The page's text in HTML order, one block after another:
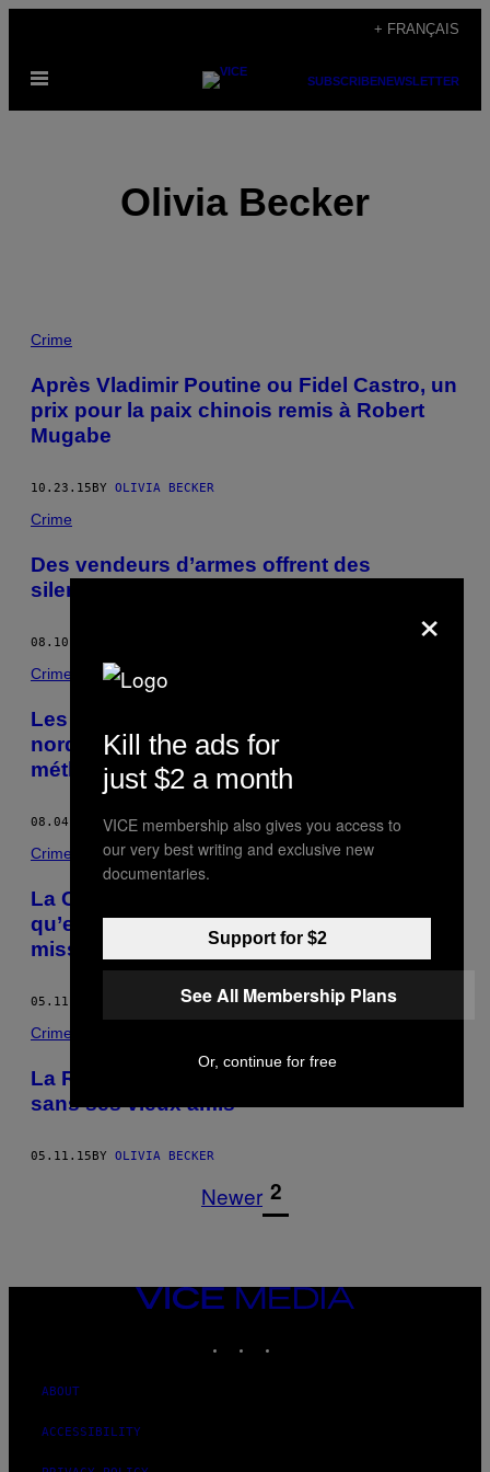
content
+ FRANÇAIS
Open
SUBSCRIBENEWSLETTER
Olivia Becker
POSTS
BY
THIS
Crime
Après Vladimir Poutine ou Fidel Castro, un
prix pour la paix chinois remis à Robert
Mugabe
10.23.15BY OLIVIA BECKER
Crime
Des vendeurs d’armes offrent des
silencieux à des scouts américains
08.10.15
Crime
Les épouses fortunées des dignitaires
nord-coréens prendraient de la
méthamphétamine pour perdre du poids
08.04.15 BYOLIVIA BECKER
Crime
La Corée du Nord veut que vous sachiez
qu’elle a réussi à lancer un nouveau
missile depuis un sous-marin
05.11.15 OLIVIA BECKER
Crime
La Russie a célébré la victoire de 1945
sans ses vieux amis
05.11.15BY OLIVIA BECKER
Newer 1
2
VICE
MEDIA
ABOUT
ACCESSIBILITY
×
Kill the ads for
just $2 a month
VICE membership also gives you access to
our very best writing and exclusive new
documentaries.
Support for $2
See All Membership Plans
Or, continue for free